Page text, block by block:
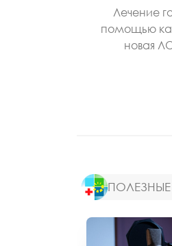
Лечение
помощью
новая